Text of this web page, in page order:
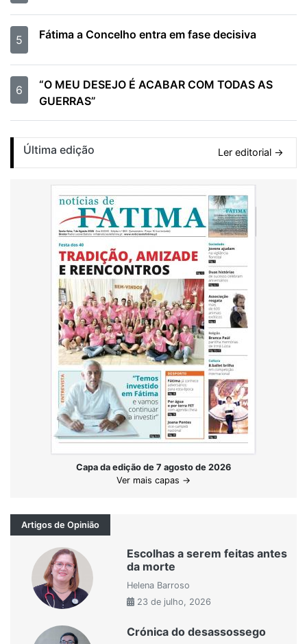
5 Fátima a Concelho entra em fase decisiva
6
“O MEU DESEJO É ACABAR COM TODAS AS
GUERRAS”
Última edição Ler editorial →
Capa da edição de 7 agosto de 2026
Ver mais capas →
Artigos de Opinião
Escolhas a serem feitas antes
da morte
Helena Barroso
23 de julho, 2026
Crónica do desassossego